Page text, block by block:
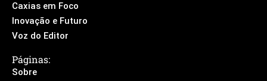
Caxias em Foco
Inovação e Futuro
Voz do Editor
Páginas:
Sobre